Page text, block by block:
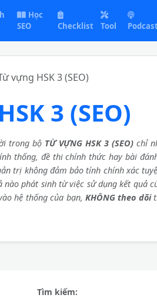
Học
SEO
Checklist Tool
vựng HSK 3 (SEO)
3 (SEO)
trong bộ TỪ VỰNG HSK 3 (SEO)chỉ
thống, đề thi chính thức hay bài
trị không đảm bảo tính chính xác
nào phát sinh từ việc sử dụng kết quả
hệ thống của bạn,KHÔNG theo dõi
Tìm kiếm: